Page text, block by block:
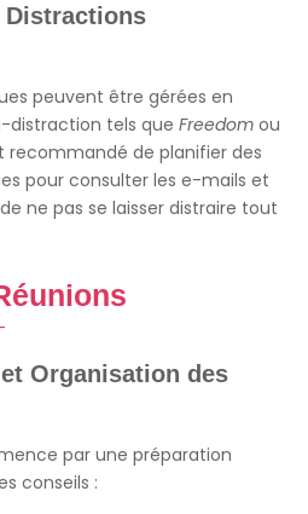
Distractions
peuvent être gérées en
distraction tels que Freedom ou
recommandé de planifier des
pour consulter les e-mails et
ne pas se laisser distraire tout
Organisation des
par une préparation
conseils :